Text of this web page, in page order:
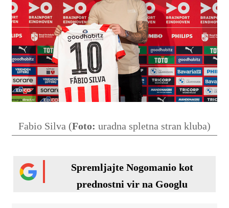
Fabio Silva (Foto: uradna spletna stran kluba)
Spremljajte Nogomanio kot
prednostni vir na Googlu